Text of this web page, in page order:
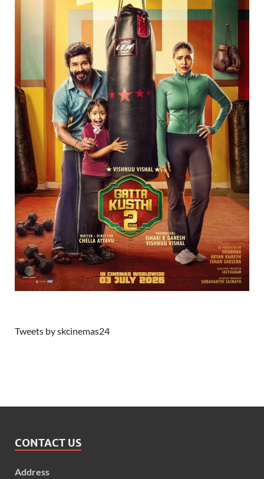
Tweets by skcinemas24
CONTACT US
Address